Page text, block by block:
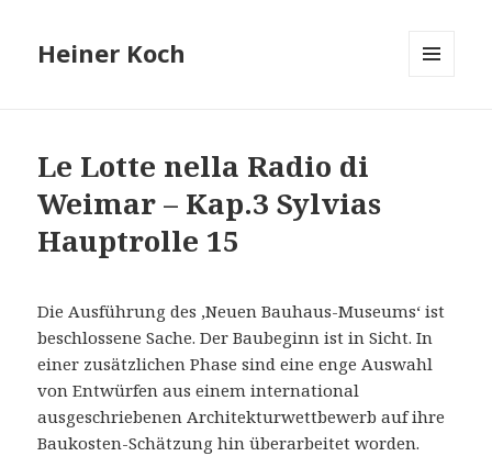
Heiner Koch
Le Lotte nella Radio di
Weimar – Kap.3 Sylvias
Hauptrolle 15
Die Ausführung des ‚Neuen Bauhaus-Museums‘ ist
beschlossene Sache. Der Baubeginn ist in Sicht. In
einer zusätzlichen Phase sind eine enge Auswahl
von Entwürfen aus einem international
ausgeschriebenen Architekturwettbewerb auf ihre
Baukosten-Schätzung hin überarbeitet worden.